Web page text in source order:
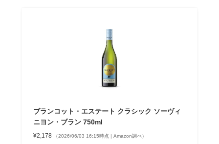
ブランコット・エステート クラシック ソーヴィ
ニヨン・ブラン 750ml
¥2,178 （2026/06/03 16:15時点 | Amazon調べ）